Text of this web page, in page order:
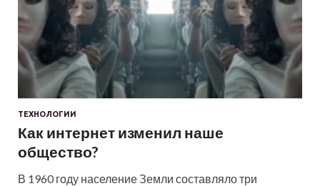
ТЕХНОЛОГИИ
Как интернет изменил наше
общество?
В 1960 году население Земли составляло три